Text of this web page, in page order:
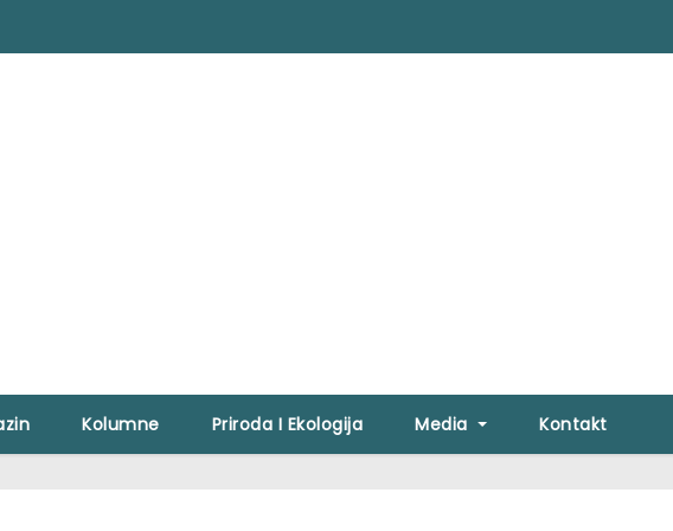
Kolumne Priroda I Ekologija Media Kontakt